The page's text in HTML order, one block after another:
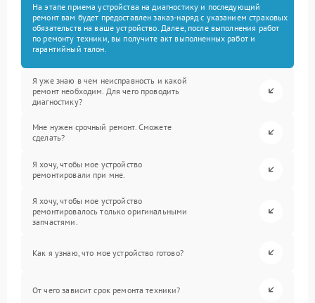
На этапе приема устройства на диагностику и последующий
ремонт вам будет предоставлен заказ-наряд с указанием страховых
обязательств на ваше устройство. Далее, после выполнения работ
по ремонту техники, вы получите акт выполненных работ и
гарантийный талон.
Я уже знаю в чем неисправность и какой
ремонт необходим. Для чего проводить
диагностику?
Мне нужен срочный ремонт. Сможете
сделать?
Я хочу, чтобы мое устройство
ремонтировали при мне.
Я хочу, чтобы мое устройство
ремонтировалось только оригинальными
запчастями.
Как я узнаю, что мое устройство готово?
От чего зависит срок ремонта техники?